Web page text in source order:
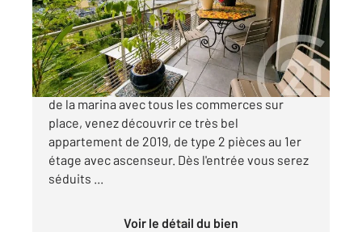
Appartement F2 à vendre
280 000 €
L'ISLE ADAM MARINA : Dans le cadre idyllique
de la marina avec tous les commerces sur
place, venez découvrir ce très bel
appartement de 2019, de type 2 pièces au 1er
étage avec ascenseur. Dès l'entrée vous serez
séduits ...
Voir le détail du bien